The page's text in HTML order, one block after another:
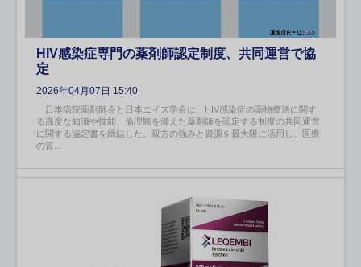
HIV感染症専門の薬剤師認定制度、共同運営で協
定
2026年04月07日 15:40
日本病院薬剤師会と日本エイズ学会は、HIV感染症の薬物療法に関す
る高度な知識や技能、倫理観を備えた薬剤師を認定する制度の共同運営
に関する協定書を締結した。双方の強みと資源を最大限に活用し、医療
の質...